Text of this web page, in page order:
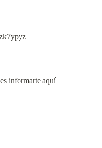
informarte aquí